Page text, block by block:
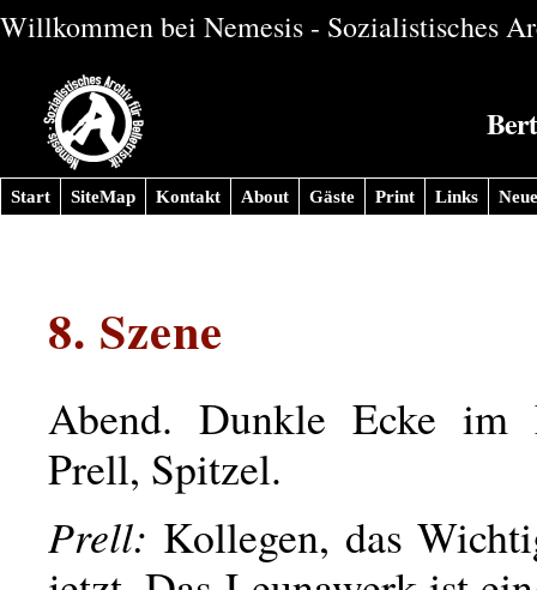
Willkommen bei Nemesis - Sozialistisches
Start SiteMap Kontakt About Gäste Print Links
8. Szene
Abend. Dunkle Ecke im
Prell, Spitzel.
Prell: Kollegen, das